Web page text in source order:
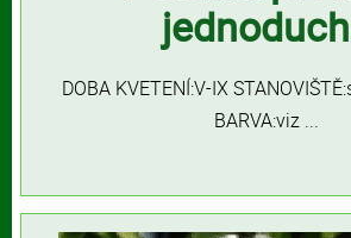
DOBA KVETENÍ:V-IX
BARVA:viz ...